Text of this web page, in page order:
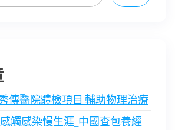
傳醫院體檢項目 輔助物理治療
觸感染慢生涯_中國查包養經